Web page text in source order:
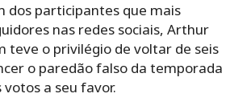
dos participantes que mais
nas redes sociais, Arthur
teve o privilégio de voltar de seis
o paredão falso da temporada
votos a seu favor.